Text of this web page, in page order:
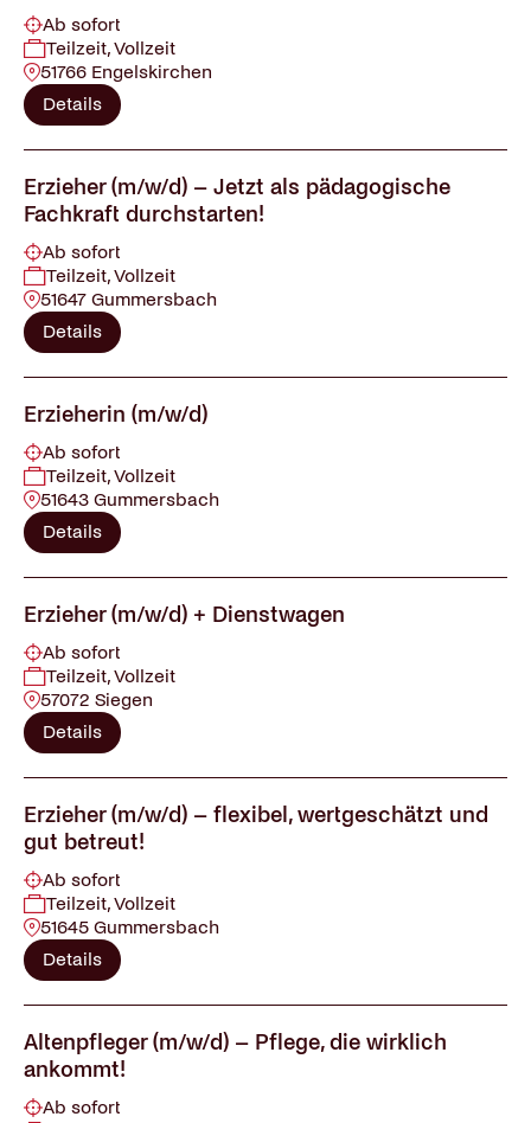
Ab sofort
Teilzeit, Vollzeit
51766 Engelskirchen
Details
Erzieher (m/w/d) – Jetzt als pädagogische
Fachkraft durchstarten!
Ab sofort
Teilzeit, Vollzeit
51647 Gummersbach
Details
Erzieherin (m/w/d)
Ab sofort
Teilzeit, Vollzeit
51643 Gummersbach
Details
Erzieher (m/w/d) + Dienstwagen
Ab sofort
Teilzeit, Vollzeit
57072 Siegen
Details
Erzieher (m/w/d) – flexibel, wertgeschätzt und
gut betreut!
Ab sofort
Teilzeit, Vollzeit
51645 Gummersbach
Details
Altenpfleger (m/w/d) – Pflege, die wirklich
ankommt!
Ab sofort